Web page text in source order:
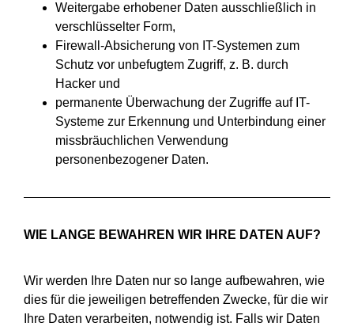
Weitergabe erhobener Daten ausschließlich in
verschlüsselter Form,
Firewall-Absicherung von IT-Systemen zum
Schutz vor unbefugtem Zugriff, z. B. durch
Hacker und
permanente Überwachung der Zugriffe auf IT-
Systeme zur Erkennung und Unterbindung einer
missbräuchlichen Verwendung
personenbezogener Daten.
WIE LANGE BEWAHREN WIR IHRE DATEN AUF?
Wir werden Ihre Daten nur so lange aufbewahren, wie
dies für die jeweiligen betreffenden Zwecke, für die wir
Ihre Daten verarbeiten, notwendig ist. Falls wir Daten